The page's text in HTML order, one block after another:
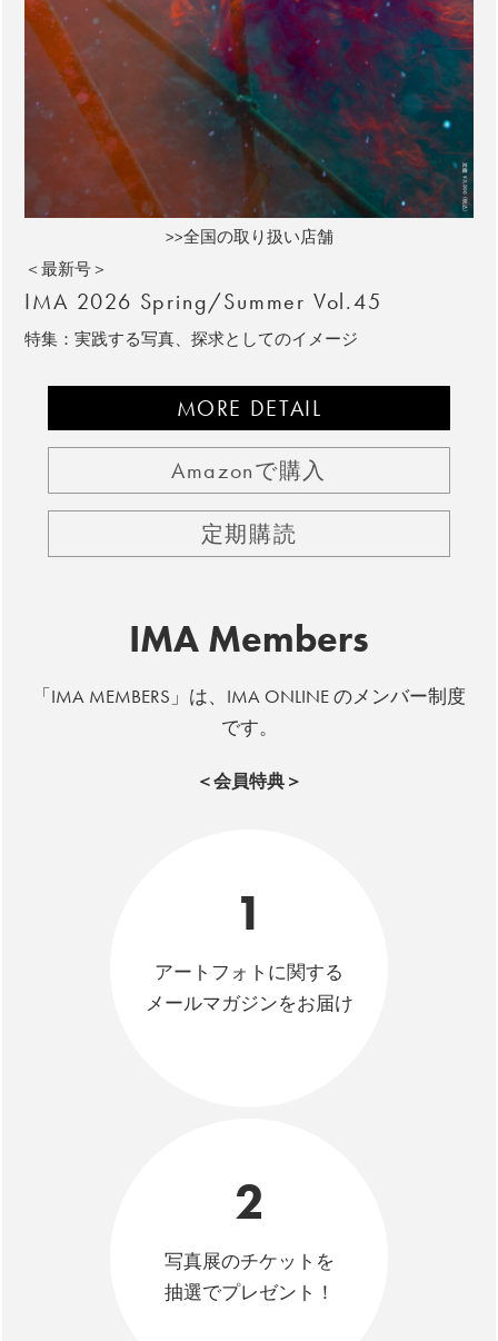
>>全国の取り扱い店舗
＜最新号＞
IMA 2026 Spring/Summer Vol.45
特集：実践する写真、探求としてのイメージ
MORE DETAIL
Amazonで購入
定期購読
IMA Members
「IMA MEMBERS」は、IMA ONLINE のメンバー制度
です。
＜会員特典＞
1
アートフォトに関する
メールマガジンをお届け
2
写真展のチケットを
抽選でプレゼント！